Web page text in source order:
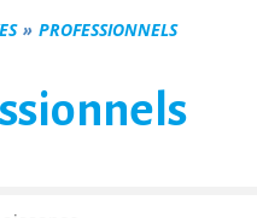
PROFESSIONNELS